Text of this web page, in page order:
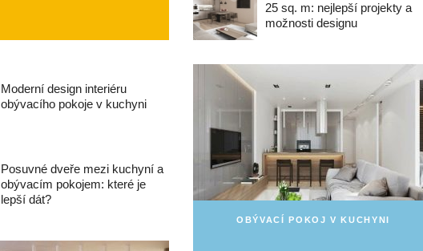
25 sq. m: nejlepší projekty a
možnosti designu
Moderní design interiéru
obývacího pokoje v kuchyni
Posuvné dveře mezi kuchyní a
obývacím pokojem: které je
lepší dát?
OBÝVACÍ POKOJ V KUCHYNI